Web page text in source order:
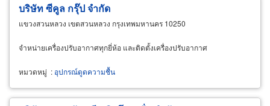
บริษัท ซีคูล กรุ๊ป จำกัด
แขวงสวนหลวง เขตสวนหลวง กรุงเทพมหานคร 10250
จำหน่ายเครื่องปรับอากาศทุกยี่ห้อ และติดตั้งเครื่องปรับอากาศ
หมวดหมู่ : อุปกรณ์ดูดความชื้น